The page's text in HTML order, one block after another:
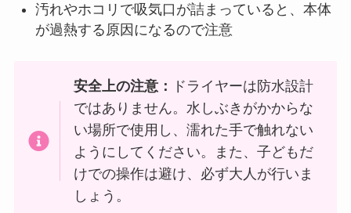
汚れやホコリで吸気口が詰まっていると、本体
が過熱する原因になるので注意
安全上の注意：
ドライヤーは防水設計
ではありません。水しぶきがかからな
い場所で使用し、濡れた手で触れない
ようにしてください。また、子どもだ
けでの操作は避け、必ず大人が行いま
しょう。